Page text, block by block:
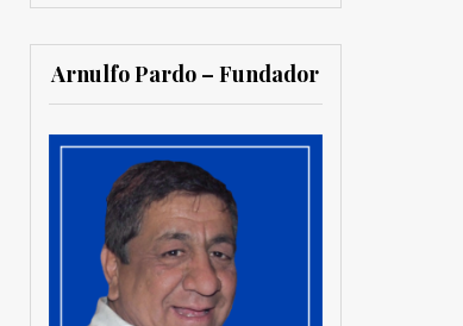
Arnulfo Pardo – Fundador